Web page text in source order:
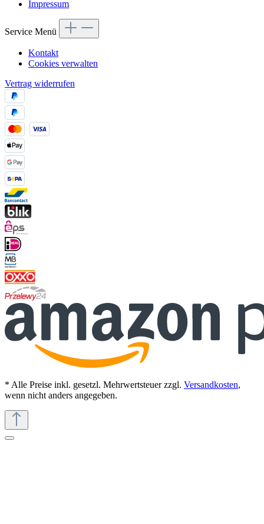
Impressum
Service Menü
Kontakt
Cookies verwalten
Vertrag widerrufen
* Alle Preise inkl. gesetzl. Mehrwertsteuer zzgl. Versandkosten,
wenn nicht anders angegeben.